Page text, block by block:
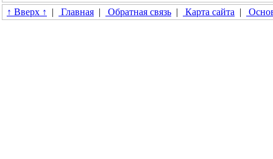
↑ Вверх ↑
| Главная | Обратная связь | Карта сайта |